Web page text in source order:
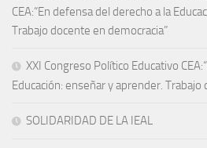
CEA:“En defensa del derecho a la
Trabajo docente en democracia”
XXI Congreso Político Educativo
Educación: enseñar y aprender. Trabajo
SOLIDARIDAD DE LA IEAL